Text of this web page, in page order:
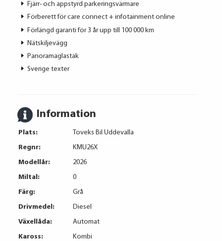
Fjärr- och appstyrd parkeringsvärmare
Förberett för care connect + infotainment online
Förlängd garanti för 3 år upp till 100 000 km
Nätskiljevägg
Panoramaglastak
Sverige texter
Information
Plats:
Toveks Bil Uddevalla
Regnr:
KMU26X
Modellår:
2026
Miltal:
0
Färg:
Grå
Drivmedel:
Diesel
Växellåda:
Automat
Kaross:
Kombi